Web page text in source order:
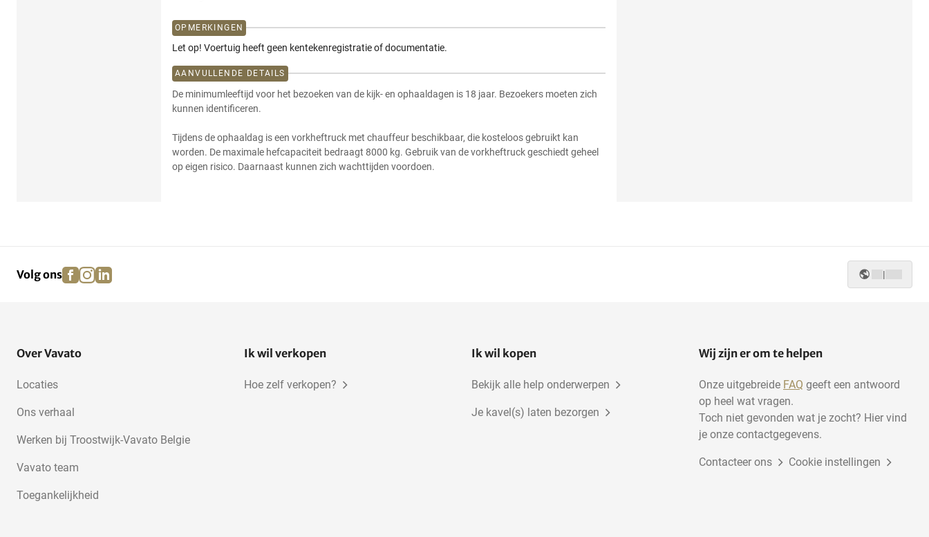
OPMERKINGEN
Let op! Voertuig heeft geen kentekenregistratie of documentatie.
AANVULLENDE DETAILS
De minimumleeftijd voor het bezoeken van de kijk- en ophaaldagen is 18 jaar. Bezoekers moeten zich
kunnen identificeren.
Tijdens de ophaaldag is een vorkheftruck met chauffeur beschikbaar, die kosteloos gebruikt kan
worden. De maximale hefcapaciteit bedraagt 8000 kg. Gebruik van de vorkheftruck geschiedt geheel
Volg ons facebook
instagram
linkedin |
Over Vavato
Locaties
Ons verhaal
Werken bij Troostwijk-Vavato Belgie
Vavato team
Toegankelijkheid
Ik wil verkopen
Hoe zelf verkopen?
Ik wil kopen
Bekijk alle help onderwerpen
Je kavel(s) laten bezorgen
Wij zijn er om te helpen
Onze uitgebreide FAQ geeft een antwoord
op heel wat vragen.
Toch niet gevonden wat je zocht? Hier vind
je onze contactgegevens.
Contacteer ons Cookie instellingen